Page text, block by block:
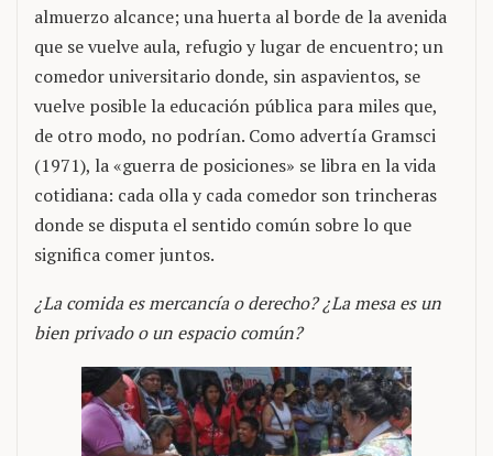
almuerzo alcance; una huerta al borde de la avenida
que se vuelve aula, refugio y lugar de encuentro; un
comedor universitario donde, sin aspavientos, se
vuelve posible la educación pública para miles que,
de otro modo, no podrían. Como advertía Gramsci
(1971), la «guerra de posiciones» se libra en la vida
cotidiana: cada olla y cada comedor son trincheras
donde se disputa el sentido común sobre lo que
significa comer juntos.
¿La comida es mercancía o derecho? ¿La mesa es un
bien privado o un espacio común?